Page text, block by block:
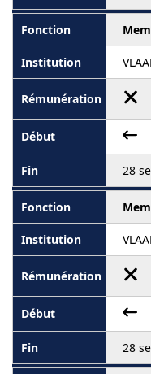
28
28